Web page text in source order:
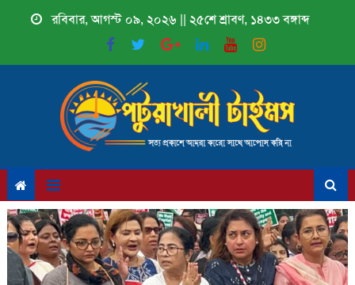
রবিবার, আগস্ট ০৯, ২০২৬ || ২৫শে শ্রাবণ, ১৪৩৩ বঙ্গাব্দ